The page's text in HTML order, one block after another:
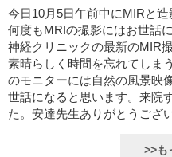
今日10月5日午前中にMIRと
何度もMRIの撮影にはお世話
神経クリニックの最新のMIR
素晴らしく時間を忘れてしま
のモニターには自然の風景映
世話になると思います。来院
た。安達先生ありがとうござ
>>も